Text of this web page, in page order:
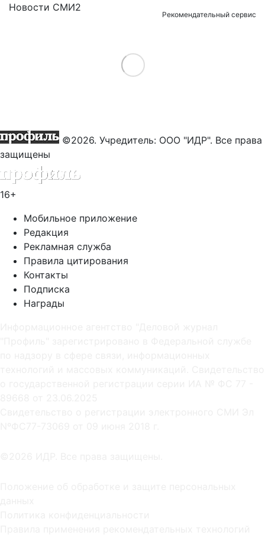
Новости СМИ2
Рекомендательный сервис
Load More
©2026. Учредитель: ООО "ИДР". Все права
защищены
16+
Мобильное приложение
Редакция
Рекламная служба
Правила цитирования
Контакты
Подписка
Награды